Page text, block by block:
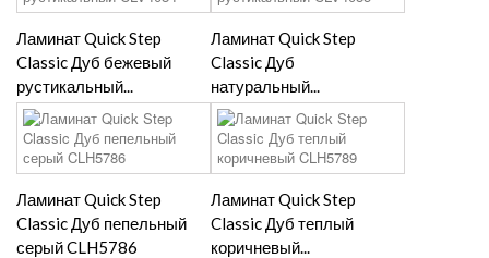
Ламинат Quick Step
Classic Дуб бежевый
рустикальный...
Ламинат Quick Step
Classic Дуб
натуральный...
Ламинат Quick Step
Classic Дуб пепельный
серый CLH5786
Ламинат Quick Step
Classic Дуб теплый
коричневый...